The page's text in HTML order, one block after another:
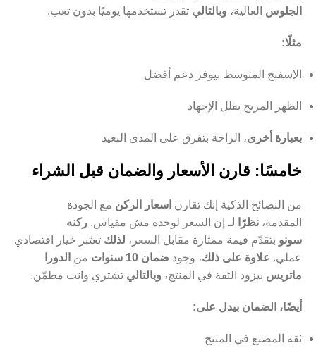
الجلوس العالية، وبالتالي تقدر تستخدمها يوميًا بدون تعب.
مثلًا:
الإسفنج المتوسط بيوفر دعم أفضل
الظهر المريح يقلل الإجهاد
بعبارة أخرى، الراحة بتفرق على المدى البعيد
خامسًا: قارن الأسعار والضمان قبل الشراء
من النصائح الذكية إنك تقارن اسعار الركن مع الجودة
المقدمة، نظرًا لـ إن السعر لوحده مش مقياس. ركنه
سونو بتقدّم قيمة ممتازة مقابل السعر، لذلك تعتبر خيار اقتصادي
عملي. علاوة على ذلك، وجود ضمان 10 سنوات من الدورا
ماتريس بيزود الثقة في المنتج، وبالتالي تشتري وانت مطمّن.
أيضًا، الضمان بيدل على:
ثقة المصنع في المنتج